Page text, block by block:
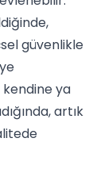
güvenlikle
kendine ya
artık